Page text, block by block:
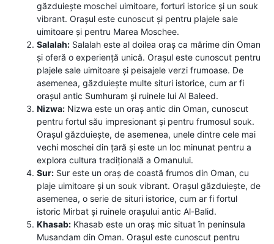
găzduiește moschei uimitoare, forturi istorice și un souk
vibrant. Orașul este cunoscut și pentru plajele sale
uimitoare și pentru Marea Moschee.
Salalah: Salalah este al doilea oraș ca mărime din Oman
și oferă o experiență unică. Orașul este cunoscut pentru
plajele sale uimitoare și peisajele verzi frumoase. De
asemenea, găzduiește multe situri istorice, cum ar fi
orașul antic Sumhuram și ruinele lui Al Baleed.
Nizwa: Nizwa este un oraș antic din Oman, cunoscut
pentru fortul său impresionant și pentru frumosul souk.
Orașul găzduiește, de asemenea, unele dintre cele mai
vechi moschei din țară și este un loc minunat pentru a
explora cultura tradițională a Omanului.
Sur: Sur este un oraș de coastă frumos din Oman, cu
plaje uimitoare și un souk vibrant. Orașul găzduiește, de
asemenea, o serie de situri istorice, cum ar fi fortul
istoric Mirbat și ruinele orașului antic Al-Balid.
Khasab: Khasab este un oraș mic situat în peninsula
Musandam din Oman. Orașul este cunoscut pentru